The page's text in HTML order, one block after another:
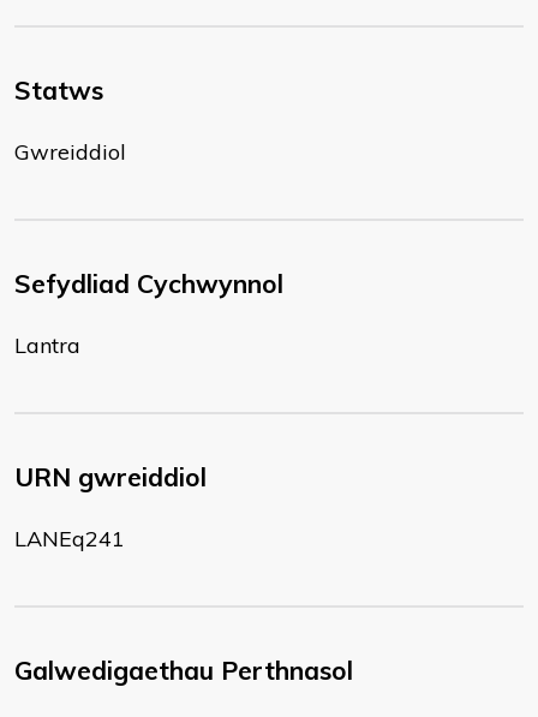
Statws
Gwreiddiol
Sefydliad Cychwynnol
Lantra
URN gwreiddiol
LANEq241
Galwedigaethau Perthnasol